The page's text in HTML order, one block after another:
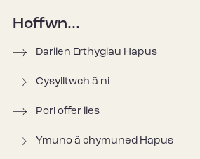
Hoffwn...
Darllen Erthyglau Hapus
Cysylltwch â ni
Pori offer lles
Ymuno â chymuned Hapus